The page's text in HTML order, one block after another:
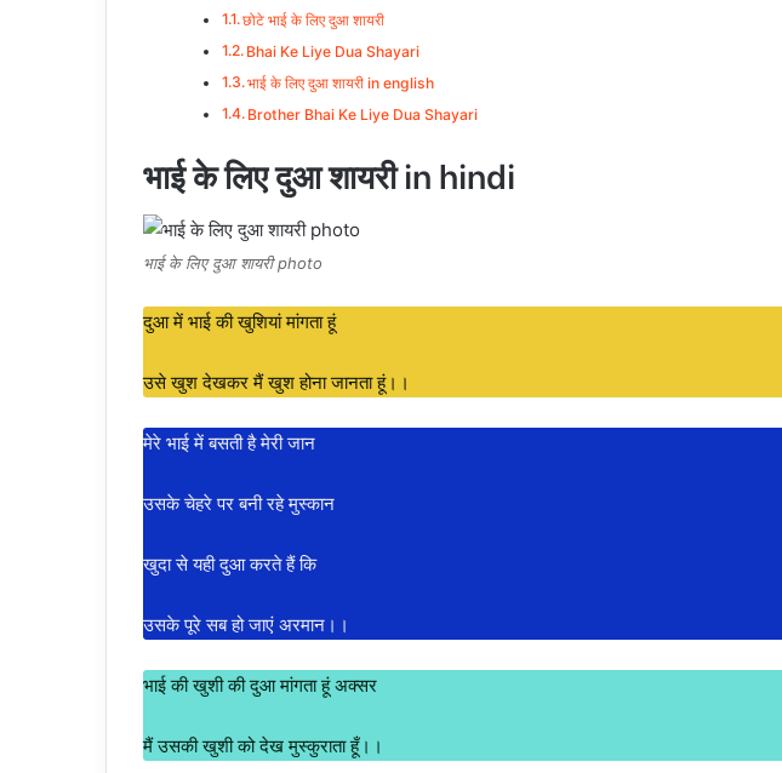
छोटे भाई के लिए दुआ शायरी
Bhai Ke Liye Dua Shayari
भाई के लिए दुआ शायरी in english
Brother Bhai Ke Liye Dua Shayari
भाई के लिए दुआ शायरी in hindi
भाई के लिए दुआ शायरी photo
दुआ में भाई की खुशियां मांगता हूं
उसे खुश देखकर मैं खुश होना जानता हूं।।
मेरे भाई में बसती है मेरी जान
उसके चेहरे पर बनी रहे मुस्कान
खुदा से यही दुआ करते हैं कि
उसके पूरे सब हो जाएं अरमान।।
भाई की खुशी की दुआ मांगता हूं अक्सर
मैं उसकी खुशी को देख मुस्कुराता हूँ।।